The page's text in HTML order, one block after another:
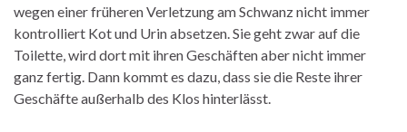
wegen einer früheren Verletzung am Schwanz nicht immer
kontrolliert Kot und Urin absetzen. Sie geht zwar auf die
Toilette, wird dort mit ihren Geschäften aber nicht immer
ganz fertig. Dann kommt es dazu, dass sie die Reste ihrer
Geschäfte außerhalb des Klos hinterlässt.